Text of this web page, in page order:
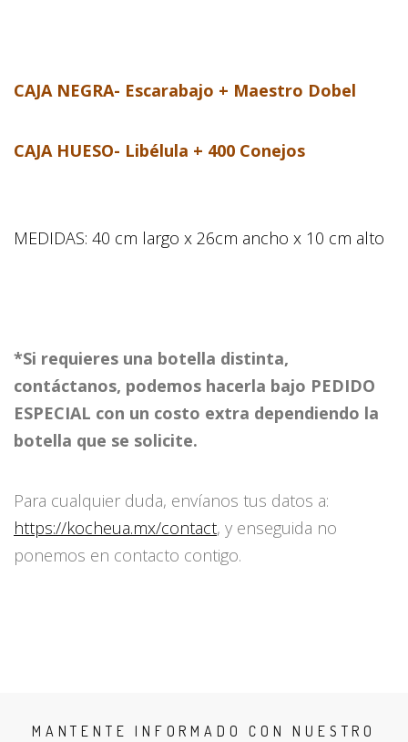
CAJA NEGRA- Escarabajo + Maestro Dobel
CAJA HUESO- Libélula + 400 Conejos
MEDIDAS: 40 cm largo x 26cm ancho x 10 cm alto
*Si requieres una botella distinta,
contáctanos, podemos hacerla bajo PEDIDO
ESPECIAL con un costo extra dependiendo la
botella que se solicite.
Para cualquier duda, envíanos tus datos a:
https://kocheua.mx/contact, y enseguida no
ponemos en contacto contigo.
MANTENTE INFORMADO CON NUESTRO